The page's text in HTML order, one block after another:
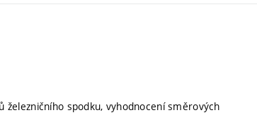
spodku, vyhodnocení směrových